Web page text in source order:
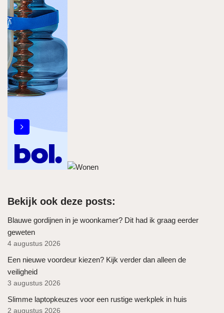
Bekijk ook deze posts:
Blauwe gordijnen in je woonkamer? Dit had ik graag eerder
geweten
4 augustus 2026
Een nieuwe voordeur kiezen? Kijk verder dan alleen de
veiligheid
3 augustus 2026
Slimme laptopkeuzes voor een rustige werkplek in huis
2 augustus 2026